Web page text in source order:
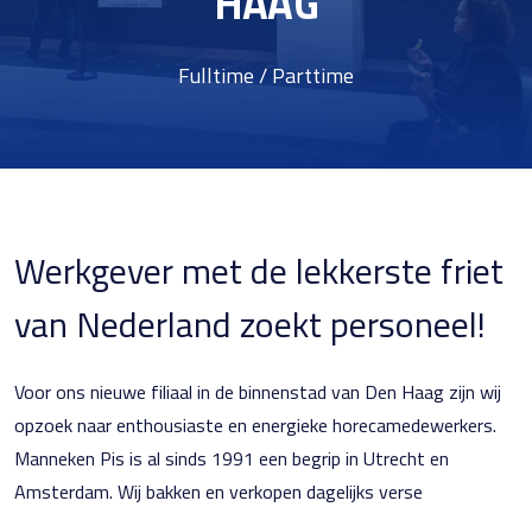
Fulltime / Parttime
Werkgever met de lekkerste friet
van Nederland zoekt personeel!
Voor ons nieuwe filiaal in de binnenstad van Den Haag zijn wij
opzoek naar enthousiaste en energieke horecamedewerkers.
Manneken Pis is al sinds 1991 een begrip in Utrecht en
Amsterdam. Wij bakken en verkopen dagelijks verse